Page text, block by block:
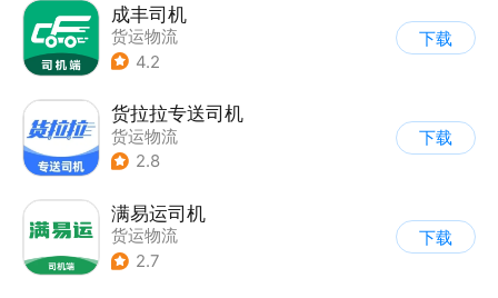
成丰司机
货运物流
4.2
下载
货拉拉专送司机
货运物流
2.8
下载
满易运司机
货运物流
2.7
下载